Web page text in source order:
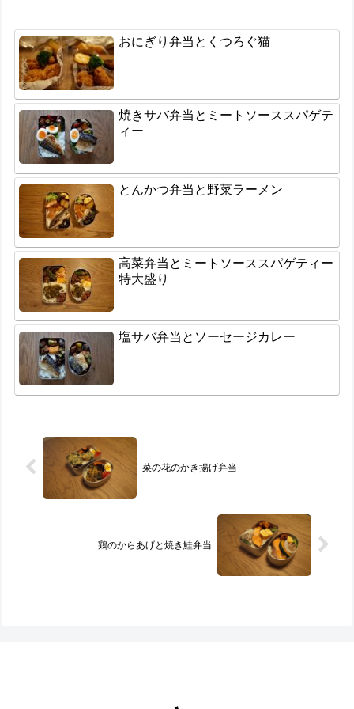
おにぎり弁当とくつろぐ猫
焼きサバ弁当とミートソーススパゲテ
ィー
とんかつ弁当と野菜ラーメン
高菜弁当とミートソーススパゲティー
特大盛り
塩サバ弁当とソーセージカレー
菜の花のかき揚げ弁当
鶏のからあげと焼き鮭弁当